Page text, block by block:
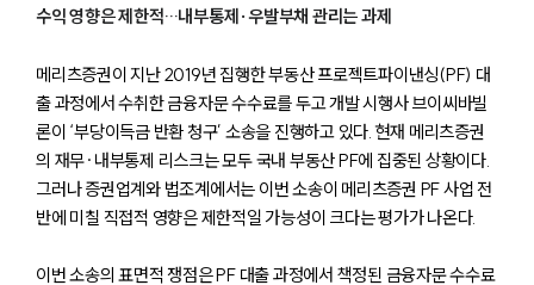
수익 영향은 제한적…내부통제·우발부채 관리는 과제
메리츠증권이 지난 2019년 집행한 부동산 프로젝트파이낸싱(PF) 대
출 과정에서 수취한 금융자문 수수료를 두고 개발 시행사 브이씨바빌
론이 ‘부당이득금 반환 청구’ 소송을 진행하고 있다. 현재 메리츠증권
의 재무·내부통제 리스크는 모두 국내 부동산 PF에 집중된 상황이다.
그러나 증권업계와 법조계에서는 이번 소송이 메리츠증권 PF 사업 전
반에 미칠 직접적 영향은 제한적일 가능성이 크다는 평가가 나온다.
이번 소송의 표면적 쟁점은 PF 대출 과정에서 책정된 금융자문 수수료